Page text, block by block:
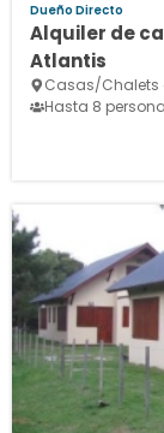
Dueño Directo
Alquiler de
Atlantis
Casas/Chalets
Hasta 8